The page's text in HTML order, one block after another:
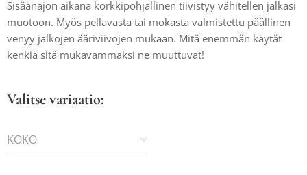
Sisäänajon aikana korkkipohjallinen tiivistyy vähitellen jalkasi
muotoon. Myös pellavasta tai mokasta valmistettu päällinen
venyy jalkojen ääriviivojen mukaan. Mitä enemmän käytät
kenkiä sitä mukavammaksi ne muuttuvat!
Valitse variaatio:
KOKO